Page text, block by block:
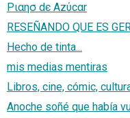
Pιαησ dє Azύсαr
RESEÑANDO QUE ES
Hecho de tinta...
mis medias mentiras
Libros, cine, cómic,
Anoche soñé que había